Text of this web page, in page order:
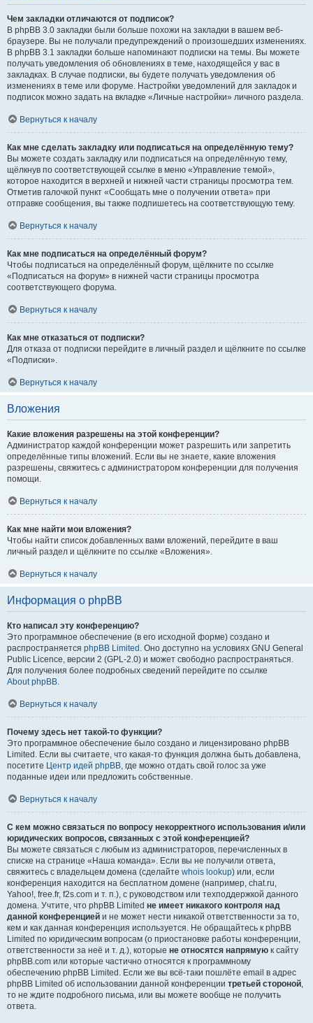
Чем закладки отличаются от подписок?
В phpBB 3.0 закладки были больше похожи на закладки в вашем веб-
браузере. Вы не получали предупреждений о произошедших изменениях.
В phpBB 3.1 закладки больше напоминают подписки на темы. Вы можете
получать уведомления об обновлениях в теме, находящейся у вас в
закладках. В случае подписки, вы будете получать уведомления об
изменениях в теме или форуме. Настройки уведомлений для закладок и
подписок можно задать на вкладке «Личные настройки» личного раздела.
Вернуться к началу
Как мне сделать закладку или подписаться на определённую тему?
Вы можете создать закладку или подписаться на определённую тему,
щёлкнув по соответствующей ссылке в меню «Управление темой»,
которое находится в верхней и нижней части страницы просмотра тем.
Отметив галочкой пункт «Сообщать мне о получении ответа» при
отправке сообщения, вы также подпишетесь на соответствующую тему.
Вернуться к началу
Как мне подписаться на определённый форум?
Чтобы подписаться на определённый форум, щёлкните по ссылке
«Подписаться на форум» в нижней части страницы просмотра
соответствующего форума.
Вернуться к началу
Как мне отказаться от подписки?
Для отказа от подписки перейдите в личный раздел и щёлкните по ссылке
«Подписки».
Вернуться к началу
Вложения
Какие вложения разрешены на этой конференции?
Администратор каждой конференции может разрешить или запретить
определённые типы вложений. Если вы не знаете, какие вложения
разрешены, свяжитесь с администратором конференции для получения
помощи.
Вернуться к началу
Как мне найти мои вложения?
Чтобы найти список добавленных вами вложений, перейдите в ваш
личный раздел и щёлкните по ссылке «Вложения».
Вернуться к началу
Информация о phpBB
Кто написал эту конференцию?
Это программное обеспечение (в его исходной форме) создано и
распространяется phpBB Limited . Оно доступно на условиях GNU General
Public Licence, версии 2 (GPL-2.0) и может свободно распространяться.
Для получения более подробных сведений перейдите по ссылке
About phpBB.
Вернуться к началу
Почему здесь нет такой-то функции?
Это программное обеспечение было создано и лицензировано phpBB
Limited. Если вы считаете, что какая-то функция должна быть добавлена,
посетите Центр идей phpBB, где можно отдать свой голос за уже
поданные идеи или предложить собственные.
Вернуться к началу
С кем можно связаться по вопросу некорректного использования и/или
юридических вопросов, связанных с этой конференцией?
Вы можете связаться с любым из администраторов, перечисленных в
списке на странице «Наша команда». Если вы не получили ответа,
свяжитесь с владельцем домена (сделайте whois lookup) или, если
конференция находится на бесплатном домене (например, chat.ru,
Yahoo!, free.fr, f2s.com и т. п.), с руководством или техподдержкой данного
домена. Учтите, что phpBB Limited не имеет никакого контроля над
данной конференцией и не может нести никакой ответственности за то,
кем и как данная конференция используется. Не обращайтесь к phpBB
Limited по юридическим вопросам (о приостановке работы конференции,
ответственности за неё и т. д.), которые не относятся напрямую к сайту
phpBB.com или которые частично относятся к программному
обеспечению phpBB Limited. Если же вы всё-таки пошлёте email в адрес
phpBB Limited об использовании данной конференции третьей стороной,
то не ждите подробного письма, или вы можете вообще не получить
ответа.